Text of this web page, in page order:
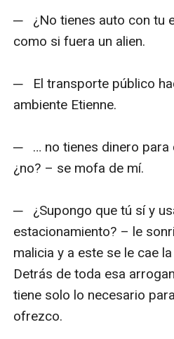
─   ¿No tienes auto con tu
como si fuera un alien.
─   El transporte público
ambiente Etienne.
─   … no tienes dinero
¿no? – se mofa de mí.
─   ¿Supongo que tú sí y
estacionamiento? – le
malicia y a este se le cae
Detrás de toda esa
tiene solo lo necesario
ofrezco.